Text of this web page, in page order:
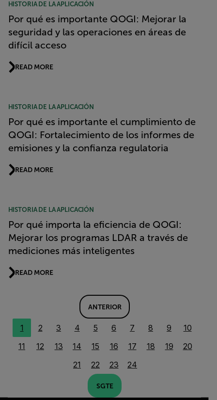
HISTORIA DE LA APLICACIÓN
Por qué es importante QOGI: Mejorar la
seguridad y las operaciones en áreas de
difícil acceso
READ MORE
HISTORIA DE LA APLICACIÓN
Por qué es importante el cumplimiento de
QOGI: Fortalecimiento de los informes de
emisiones y la confianza regulatoria
READ MORE
HISTORIA DE LA APLICACIÓN
Por qué importa la eficiencia de QOGI:
Mejorar los programas LDAR a través de
mediciones más inteligentes
READ MORE
ANTERIOR
1 2 3 4 5 6 7 8 9
10
11
12 13 14 15 16 17 18 19
20
21
22 23 24
SGTE